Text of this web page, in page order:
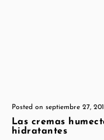
Posted on septiembre 27,
Las cremas
hidratantes